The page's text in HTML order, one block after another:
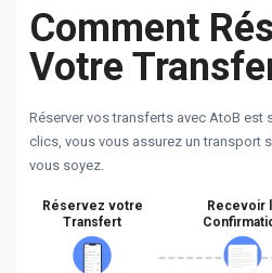
Comment
Votre
Réserver vos transferts avec AtoB est
clics, vous vous assurez un transport
vous soyez.
Réservez votre
Transfert
Recevoir